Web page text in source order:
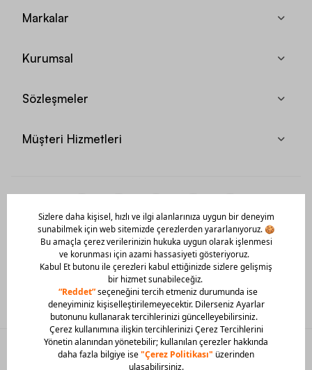
Markalar
Kurumsal
Sözleşmeler
Müşteri Hizmetleri
Mobil Uygulamamızı Hemen İndir!